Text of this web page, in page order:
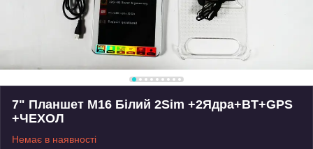
7" Планшет M16 Білий 2Sim +2Ядра+BT+GPS
+ЧЕХОЛ
Немає в наявності